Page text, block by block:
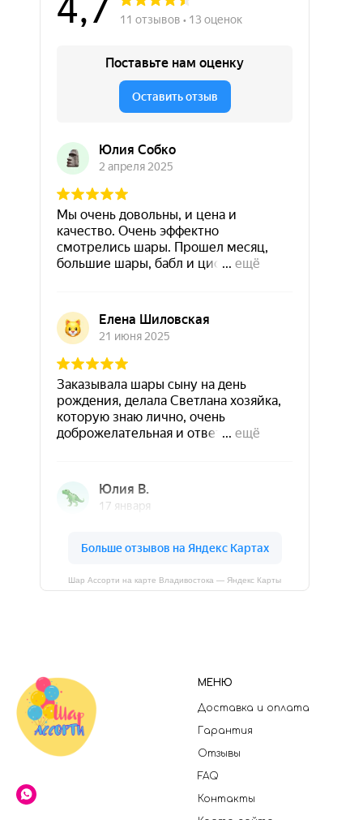
Шар Ассорти на карте Владивостока — Яндекс Карты
МЕНЮ
Доставка и оплата
Гарантия
Отзывы
FAQ
Контакты